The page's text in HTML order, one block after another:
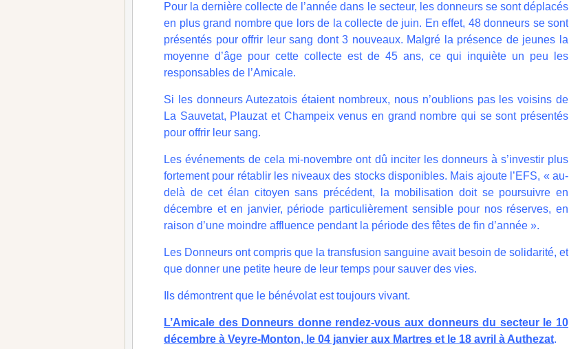
Pour la dernière collecte de l’année dans le secteur, les donneurs se sont déplacés
en plus grand nombre que lors de la collecte de juin. En effet, 48 donneurs se sont
présentés pour offrir leur sang dont 3 nouveaux. Malgré la présence de jeunes la
moyenne d’âge pour cette collecte est de 45 ans, ce qui inquiète un peu les
responsables de l’Amicale.
Si les donneurs Autezatois étaient nombreux, nous n’oublions pas les voisins de
La Sauvetat, Plauzat et Champeix venus en grand nombre qui se sont présentés
pour offrir leur sang.
Les événements de cela mi-novembre ont dû inciter les donneurs à s’investir plus
fortement pour rétablir les niveaux des stocks disponibles. Mais ajoute l’EFS, « au-
delà de cet élan citoyen sans précédent, la mobilisation doit se poursuivre en
décembre et en janvier, période particulièrement sensible pour nos réserves, en
raison d’une moindre affluence pendant la période des fêtes de fin d’année ».
Les Donneurs ont compris que la transfusion sanguine avait besoin de solidarité, et
que donner une petite heure de leur temps pour sauver des vies.
Ils démontrent que le bénévolat est toujours vivant.
L’Amicale des Donneurs donne rendez-vous aux donneurs du secteur le 10
décembre à Veyre-Monton, le 04 janvier aux Martres et le 18 avril à Authezat.